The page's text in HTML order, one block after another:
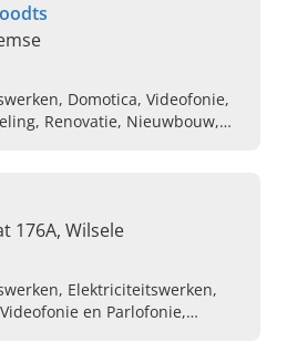
Domotica, Videofonie,
Renovatie, Nieuwbouw,
176A, Wilsele
Elektriciteitswerken,
en Parlofonie,